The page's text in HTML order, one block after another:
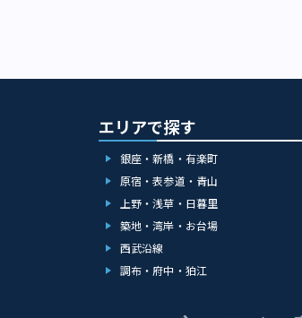
エリアで探す
銀座・新橋・有楽町
原宿・表参道・青山
上野・浅草・日暮里
築地・湾岸・お台場
西武沿線
調布・府中・狛江